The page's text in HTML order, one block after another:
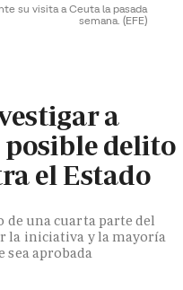
su visita a Ceuta la pasada
semana. (EFE)
a
posible delito
el Estado
de una cuarta parte del
la iniciativa y la mayoría
sea aprobada